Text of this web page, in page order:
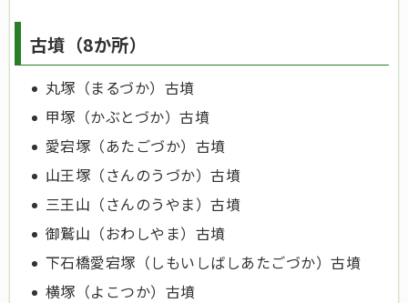
古墳（8か所）
丸塚（まるづか）古墳
甲塚（かぶとづか）古墳
愛宕塚（あたごづか）古墳
山王塚（さんのうづか）古墳
三王山（さんのうやま）古墳
御鷲山（おわしやま）古墳
下石橋愛宕塚（しもいしばしあたごづか）古墳
横塚（よこつか）古墳